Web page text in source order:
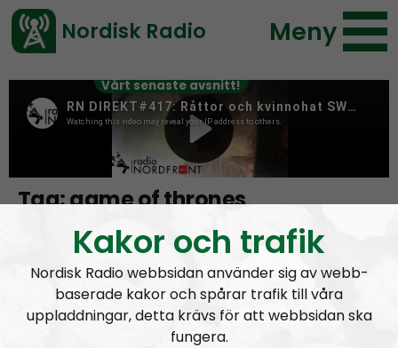
Vårt senaste avsnitt!
Nordisk Radio Meny
Tag:game of thrones
Game of Thrones kvetching
Kakor och trafik
Nordisk Radio webbsidan använder sig av webb-
baserade kakor och spårar trafik till våra
uppladdningar, detta krävs för att webbsidan ska
fungera.